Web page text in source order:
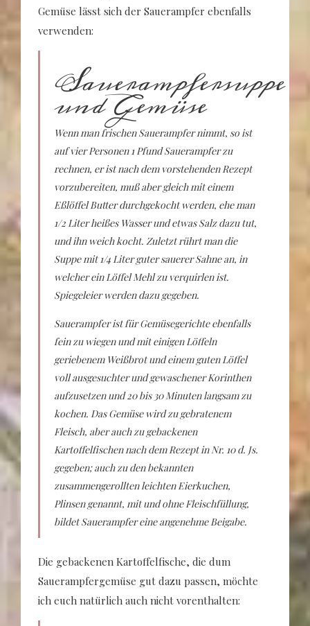
Gemüse lässt sich der Sauerampfer ebenfalls
verwenden:
Sauerampfersuppe
und Gemüse
Wenn man frischen Sauerampfer nimmt, so ist
auf vier Personen 1 Pfund Sauerampfer zu
rechnen, er ist nach dem vorstehenden Rezept
vorzubereiten, muß aber gleich mit einem
Eßlöffel Butter durchgekocht werden, ehe man
1/2 Liter heißes Wasser und etwas Salz dazu tut,
und ihn weich kocht. Zuletzt rührt man die
Suppe mit 1/4 Liter guter sauerer Sahne an, in
welcher ein Löffel Mehl zu verquirlen ist.
Spiegeleier werden dazu gegeben.
Sauerampfer ist für Gemüsegerichte ebenfalls
fein zu wiegen und mit einigen Löffeln
geriebenem Weißbrot und einem guten Löffel
voll ausgesuchter und gewaschener Korinthen
aufzusetzen und 20 bis 30 Minuten langsam zu
kochen. Das Gemüse wird zu gebratenem
Fleisch, aber auch zu gebackenen
Kartoffelfischen nach dem Rezept in Nr. 10 d. Js.
gegeben; auch zu den bekannten
zusammengerollten leichten Eierkuchen,
Plinsen genannt, mit und ohne Fleischfüllung,
bildet Sauerampfer eine angenehme Beigabe.
Die gebackenen Kartoffelfische, die dum
Sauerampfergemüse gut dazu passen, möchte
ich euch natürlich auch nicht vorenthalten: